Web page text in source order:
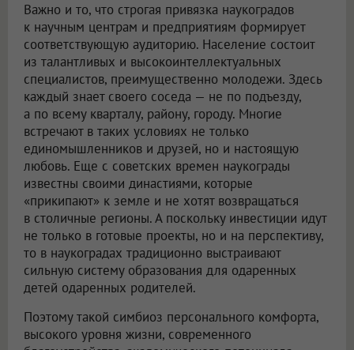
Важно и то, что строгая привязка наукоградов
к научным центрам и предприятиям формирует
соответствующую аудиторию. Население состоит
из талантливых и высокоинтеллектуальных
специалистов, преимущественно молодежи. Здесь
каждый знает своего соседа — не по подъезду,
а по всему кварталу, району, городу. Многие
встречают в таких условиях не только
единомышленников и друзей, но и настоящую
любовь. Еще с советских времен наукограды
известны своими династиями, которые
«прикипают» к земле и не хотят возвращаться
в столичные регионы. А поскольку инвестиции идут
не только в готовые проекты, но и на перспективу,
то в наукоградах традиционно выстраивают
сильную систему образования для одаренных
детей одаренных родителей.
Поэтому такой симбиоз персонального комфорта,
высокого уровня жизни, современного